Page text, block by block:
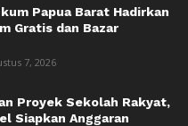
Papua Barat Hadirkan
Gratis dan Bazar
7, 2026
Proyek Sekolah Rakyat,
Siapkan Anggaran